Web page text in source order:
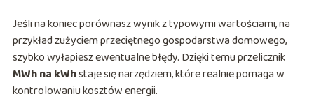
Jeśli na koniec porównasz wynik z typowymi wartościami, na
przykład zużyciem przeciętnego gospodarstwa domowego,
szybko wyłapiesz ewentualne błędy. Dzięki temu przelicznik
MWh na kWhstaje się narzędziem, które realnie pomaga w
kontrolowaniu kosztów energii.